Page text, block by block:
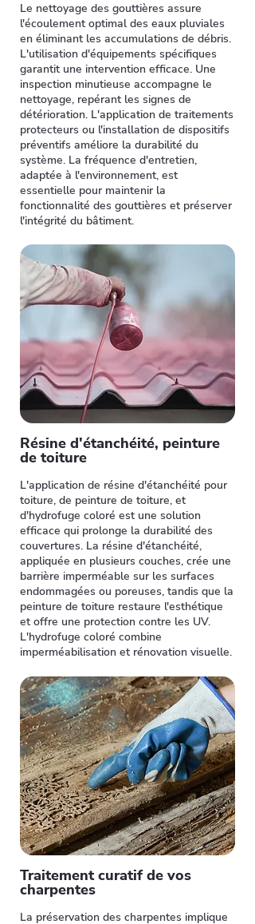
Le nettoyage des gouttières assure
l'écoulement optimal des eaux pluviales
en éliminant les accumulations de débris.
L'utilisation d'équipements spécifiques
garantit une intervention efficace. Une
inspection minutieuse accompagne le
nettoyage, repérant les signes de
détérioration. L'application de traitements
protecteurs ou l'installation de dispositifs
préventifs améliore la durabilité du
système. La fréquence d'entretien,
adaptée à l'environnement, est
essentielle pour maintenir la
fonctionnalité des gouttières et préserver
l'intégrité du bâtiment.
Résine d'étanchéité, peinture
de toiture
L'application de résine d'étanchéité pour
toiture, de peinture de toiture, et
d'hydrofuge coloré est une solution
efficace qui prolonge la durabilité des
couvertures. La résine d'étanchéité,
appliquée en plusieurs couches, crée une
barrière imperméable sur les surfaces
endommagées ou poreuses, tandis que la
peinture de toiture restaure l'esthétique
et offre une protection contre les UV.
L'hydrofuge coloré combine
imperméabilisation et rénovation visuelle.
Traitement curatif de vos
charpentes
La préservation des charpentes implique